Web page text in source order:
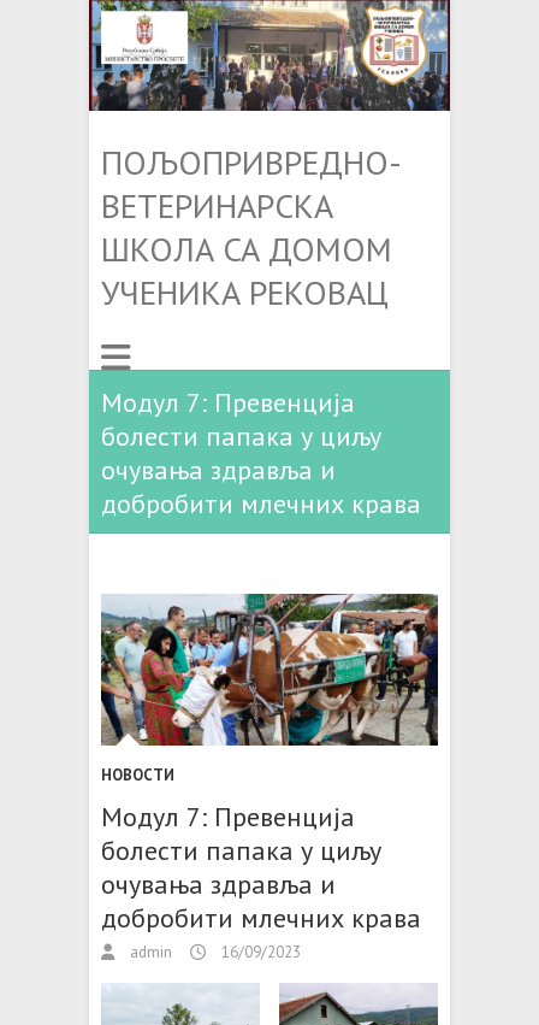
ПОЉОПРИВРЕДНО-
ВЕТЕРИНАРСКА
ШКОЛА СА ДОМОМ
УЧЕНИКА РЕКОВАЦ
Модул 7: Превенција
болести папака у циљу
очувања здравља и
добробити млечних крава
НОВОСТИ
Модул 7: Превенција
болести папака у циљу
очувања здравља и
добробити млечних крава
admin 16/09/2023